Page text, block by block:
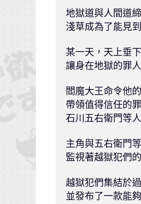
地獄道與人間道
淺草成為了能見
某一天，天上垂
讓身在地獄的罪
閻魔大王命令他
帶領值得信任的
石川五右衛門等
主角與五右衛門
監視著越獄犯們
越獄犯們集結於
並發布了一款能